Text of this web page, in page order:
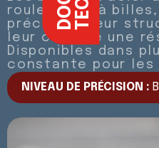
roulements à
précision. Leur
leur confère une
Disponibles dans
constante pour les
NIVEAU DE PRÉCISION :